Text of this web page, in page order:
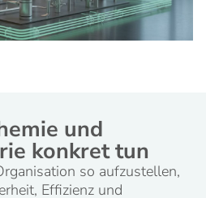
und
konkret tun
so aufzustellen,
Effizienz und